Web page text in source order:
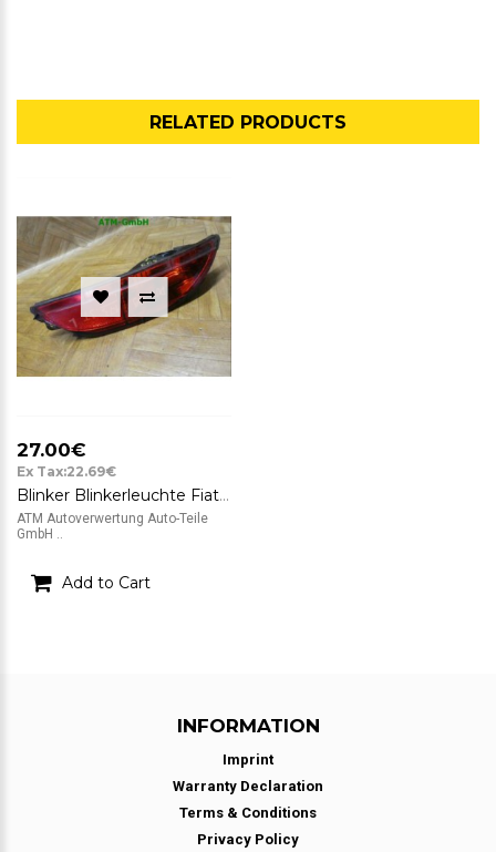
RELATED PRODUCTS
27.00€
Ex Tax:22.69€
Blinker Blinkerleuchte Fiat Punto 3 199 vorne links Fahrerseite
ATM Autoverwertung Auto-Teile
GmbH ..
Add to Cart
INFORMATION
Imprint
Warranty Declaration
Terms & Conditions
Privacy Policy